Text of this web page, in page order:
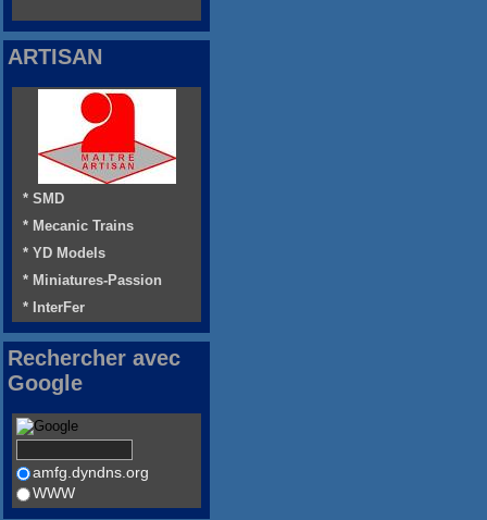
ARTISAN
* SMD
* Mecanic Trains
* YD Models
* Miniatures-Passion
* InterFer
Rechercher avec
Google
amfg.dyndns.org
WWW